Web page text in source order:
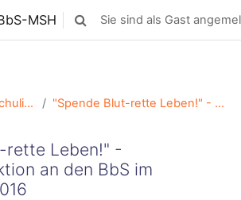
MSH Sucheingabe umschalten
Sie sind als Gast
Schulische Aktivitäten "Spende Blut-rette Leben!" - Blutspendeaktion an den BbS im September 2016
rette Leben!" -
an den BbS im